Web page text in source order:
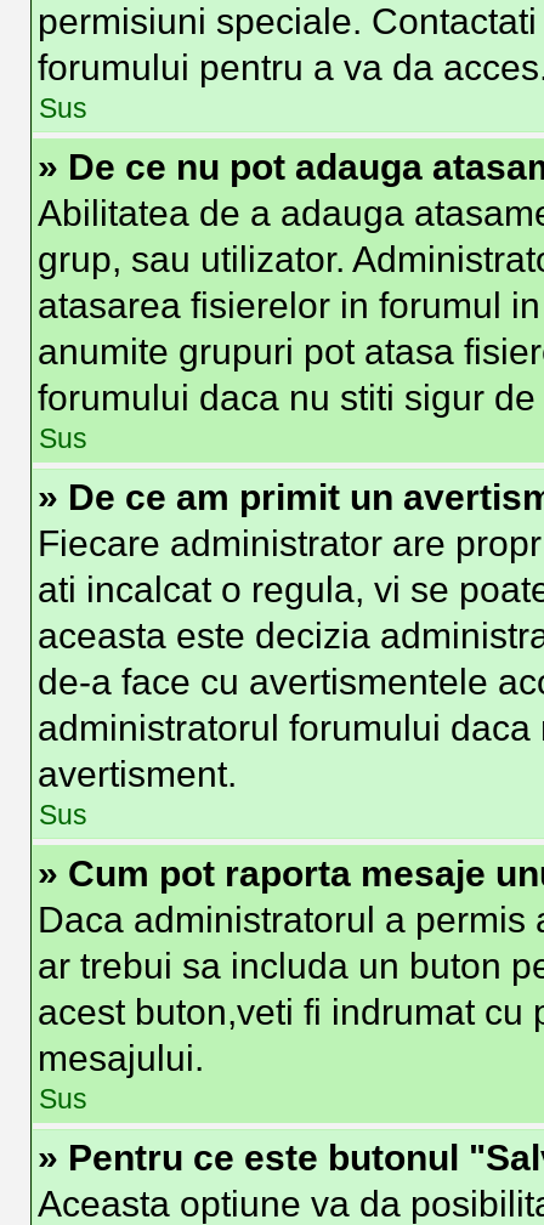
permisiuni speciale.
forumului pentru a va da
Sus
» De ce nu pot adauga
Abilitatea de a adauga
grup, sau utilizator.
atasarea fisierelor in forumul
anumite grupuri pot atasa
forumului daca nu stiti sigur
Sus
» De ce am primit un
Fiecare administrator are
ati incalcat o regula, vi se
aceasta este decizia
de-a face cu avertismentele
administratorul forumului
avertisment.
Sus
» Cum pot raporta mesaje
Daca administratorul a
ar trebui sa includa un buton
acest buton,veti fi indrumat
mesajului.
Sus
» Pentru ce este butonul
Aceasta optiune va da